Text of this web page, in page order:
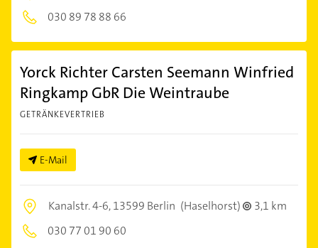
030 89 78 88 66
Yorck Richter Carsten Seemann Winfried
Ringkamp GbR Die Weintraube
GETRÄNKEVERTRIEB
E-Mail
Kanalstr. 4-6,13599 Berlin (Haselhorst)
3,1 km
030 77 01 90 60